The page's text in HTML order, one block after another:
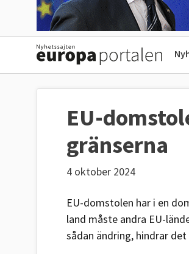
EU-
gränserna
4 oktober 2024
EU-domstolen har i en
land måste andra EU-
sådan ändring, hindrar